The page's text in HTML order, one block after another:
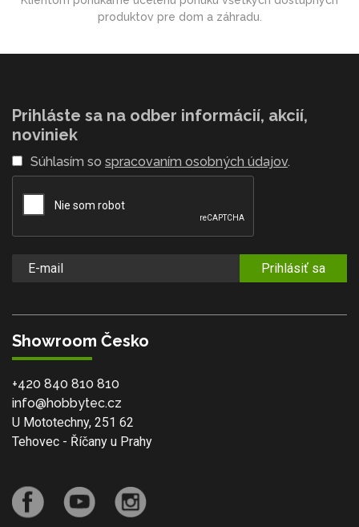
produktov pre dom a záhradu.
Prihláste sa na odber informácií, akcií,
noviniek
Súhlasím so spracovaním osobných údajov.
Prihlásiť sa
Showroom Česko
+420 840 810 810
info@hobbytec.cz
U Mototechny, 251 62
Tehovec - Říčany u Prahy